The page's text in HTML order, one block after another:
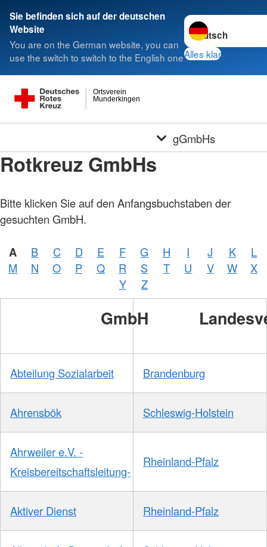
Sie befinden sich auf der deutschen
Website
You are on the German website, you can
use the switch to switch to the English one
Sprache wechseln
Alles klar
Munderkingen
Ortsverein
gGmbHs
Rotkreuz GmbHs
Bitte klicken Sie auf den Anfangsbuchstaben der
gesuchten GmbH.
A B C D E F G H I J K
L
M
N O P Q R S T U V W
X
Y
Z
GmbH
Abteilung Sozialarbeit Brandenburg
Ahrensbök Schleswig-Holstein
Ahrweiler e.V. -
Kreisbereitschaftsleitung-
Rheinland-Pfalz
Aktiver Dienst Rheinland-Pfalz